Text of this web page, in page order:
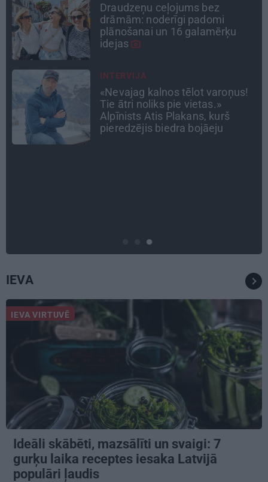
Mūsdienu epidēmija –
pieskārienu bads. Kāpēc
platonisks glāsts reizēm ir
svarīgāks par seksuālu tuvību
DZĪVESSTĀSTS
Stāsts, kas pārspēj kino
scenārijus: Kā Liepājas zēns
Volfs Ruvinskis kļuva par
Meksikas superzvaigzni
IEVA
IEVA VIRTUVĒ
Ideāli skābēti, mazsālīti un svaigi: 7
gurķu laika receptes iesaka Latvijā
populāri ļaudis